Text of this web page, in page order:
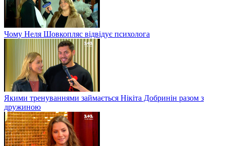
Чому Неля Шовкопляс відвідує психолога
Якими тренуваннями займається Нікіта Добринін разом з
дружиною